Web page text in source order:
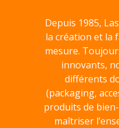
Depuis 1985,
la création et la
mesure.
innovants,
différents
(packaging,
produits de
maîtriser